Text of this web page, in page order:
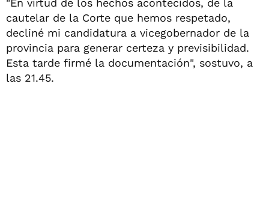
cautelar de la Corte que hemos respetado,
decliné mi candidatura a vicegobernador de la
provincia para generar certeza y previsibilidad.
Esta tarde firmé la documentación", sostuvo, a
las 21.45.